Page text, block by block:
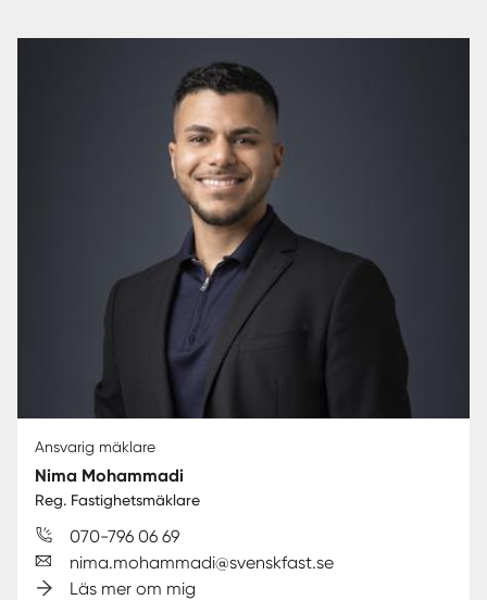
Ansvarig mäklare
Nima Mohammadi
Reg. Fastighetsmäklare
070-796 06 69
nima.mohammadi@svenskfast.se
Läs mer om mig